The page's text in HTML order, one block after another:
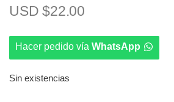
USD $22.00
Sin existencias
Hacer pedido vía WhatsApp